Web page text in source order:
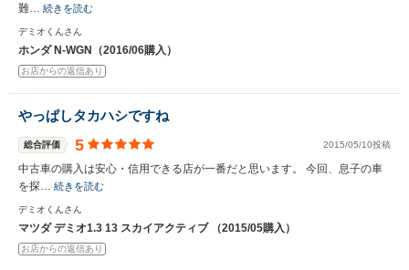
難… 続きを読む
デミオくんさん
ホンダ N-WGN（2016/06購入）
お店からの返信あり
やっぱしタカハシですね
総合評価 5 2015/05/10投稿
中古車の購入は安心・信用できる店が一番だと思います。 今回、息子の車
を探… 続きを読む
デミオくんさん
マツダ デミオ1.3 13 スカイアクティブ （2015/05購入）
お店からの返信あり